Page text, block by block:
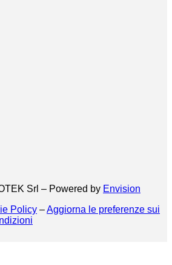
Srl – Powered by Envision
Policy –Aggiorna le preferenze sui